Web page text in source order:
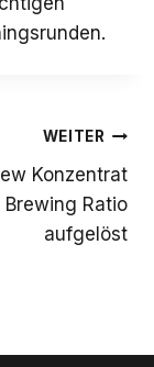
WEITER
Konzentrat
Brewing Ratio
aufgelöst